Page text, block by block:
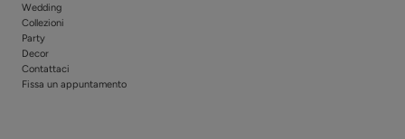
Wedding
Collezioni
Party
Decor
Contattaci
Fissa un appuntamento